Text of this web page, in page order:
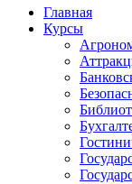
Главная
Курсы